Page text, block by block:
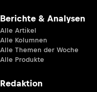
Berichte & Analysen
Alle Artikel
Alle Kolumnen
Alle Themen der Woche
Alle Produkte
Redaktion